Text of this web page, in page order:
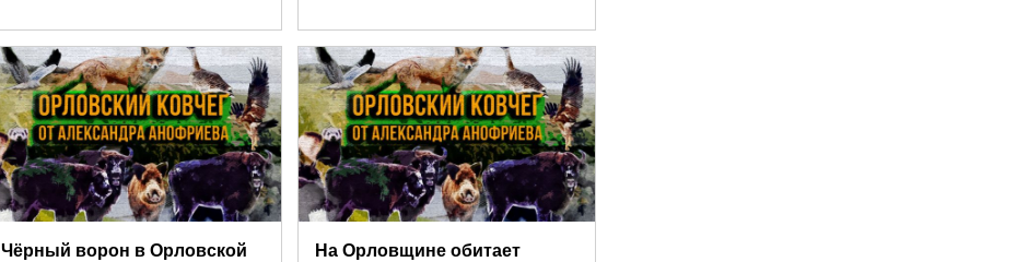
Чёрный ворон в Орловской
На Орловщине обитает